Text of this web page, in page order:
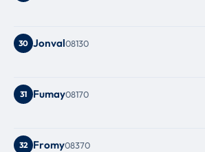
30 Jonval08130
31 Fumay08170
32 Fromy08370